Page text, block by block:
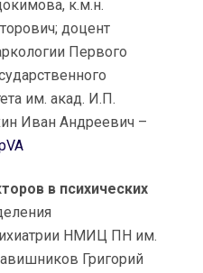
к.м.н.
доцент
Первого
им. акад. И.П.
Иван Андреевич –
в психических
НМИЦ ПН им.
Григорий